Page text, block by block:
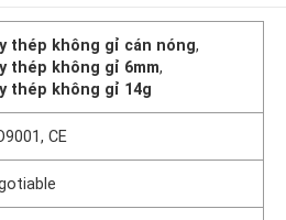
thép không gỉ cán nóng,
thép không gỉ 6mm,
thép không gỉ 14g
CE